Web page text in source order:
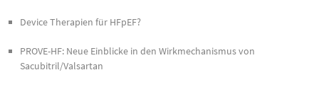
Device Therapien für HFpEF?
PROVE-HF: Neue Einblicke in den Wirkmechanismus von
Sacubitril/Valsartan